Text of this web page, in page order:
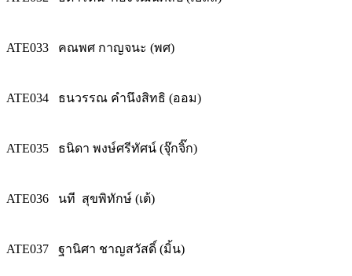
ATE033 คณพศ กาญจนะ (พศ)
ATE034 ธนวรรณ คำนึงสิทธิ (ออม)
ATE035 ธนิดา พงษ์ศรีทัศน์ (จุ๊กจิ๊ก)
ATE036 นที สุขพิทักษ์ (เต้)
ATE037 ฐานิศา ชาญสวัสดิ์ (มิ้น)